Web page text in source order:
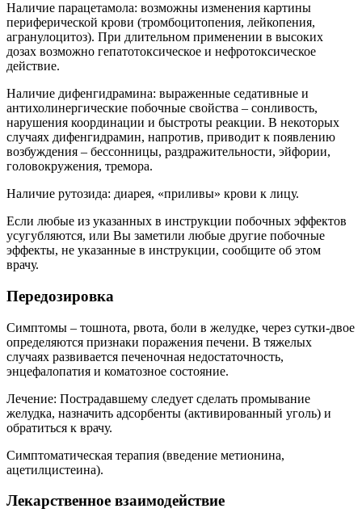
Наличие парацетамола: возможны изменения картины
периферической крови (тромбоцитопения, лейкопения,
агранулоцитоз). При длительном применении в высоких
дозах возможно гепатотоксическое и нефротоксическое
действие.
Наличие дифенгидрамина: выраженные седативные и
антихолинергические побочные свойства – сонливость,
нарушения координации и быстроты реакции. В некоторых
случаях дифенгидрамин, напротив, приводит к появлению
возбуждения – бессонницы, раздражительности, эйфории,
головокружения, тремора.
Наличие рутозида: диарея, «приливы» крови к лицу.
Если любые из указанных в инструкции побочных эффектов
усугубляются, или Вы заметили любые другие побочные
эффекты, не указанные в инструкции, сообщите об этом
врачу.
Передозировка
Симптомы – тошнота, рвота, боли в желудке, через сутки-двое
определяются признаки поражения печени. В тяжелых
случаях развивается печеночная недостаточность,
энцефалопатия и коматозное состояние.
Лечение: Пострадавшему следует сделать промывание
желудка, назначить адсорбенты (активированный уголь) и
обратиться к врачу.
Симптоматическая терапия (введение метионина,
ацетилцистеина).
Лекарственное взаимодействие